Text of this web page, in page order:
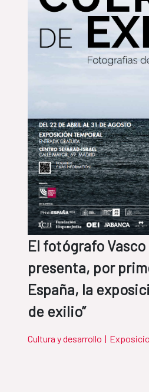
El fotógrafo
presenta, por
España, la
de exilio”
Cultura y desarrollo |